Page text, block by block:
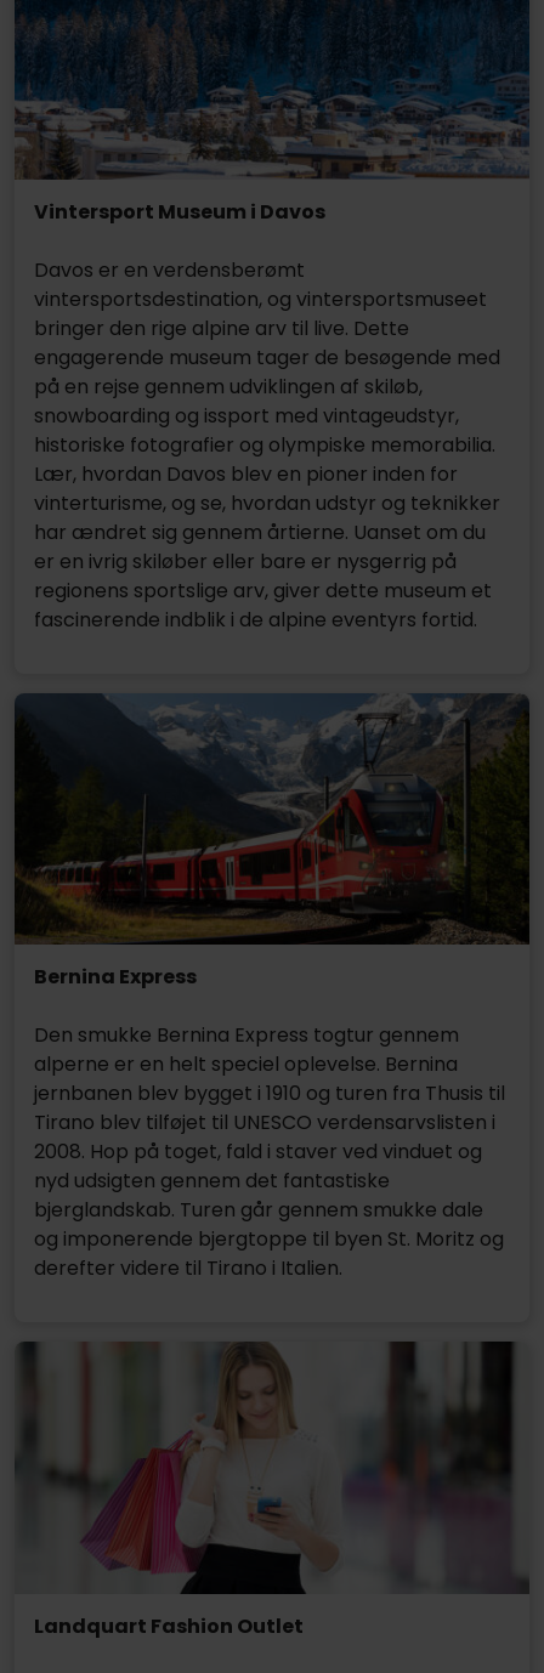
Vintersport Museum i Davos
Davos er en verdensberømt
vintersportsdestination, og vintersportsmuseet
bringer den rige alpine arv til live. Dette
engagerende museum tager de besøgende med
på en rejse gennem udviklingen af skiløb,
snowboarding og issport med vintageudstyr,
historiske fotografier og olympiske memorabilia.
Lær, hvordan Davos blev en pioner inden for
vinterturisme, og se, hvordan udstyr og teknikker
har ændret sig gennem årtierne. Uanset om du
er en ivrig skiløber eller bare er nysgerrig på
regionens sportslige arv, giver dette museum et
fascinerende indblik i de alpine eventyrs fortid.
Bernina Express
Den smukke Bernina Express togtur gennem
alperne er en helt speciel oplevelse. Bernina
jernbanen blev bygget i 1910 og turen fra Thusis til
Tirano blev tilføjet til UNESCO verdensarvslisten i
2008. Hop på toget, fald i staver ved vinduet og
nyd udsigten gennem det fantastiske
bjerglandskab. Turen går gennem smukke dale
og imponerende bjergtoppe til byen St. Moritz og
derefter videre til Tirano i Italien.
Landquart Fashion Outlet